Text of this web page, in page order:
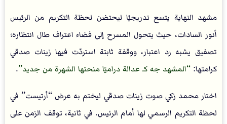
مشهد النهاية يتسع تدريجيًا ليحتضن لحظة التكريم من الرئيس
أنور السادات، حيث يتحول المسرح إلى فضاء اعتراف طال انتظاره؛
تصفيق يشبه رد اعتبار، ووقفة ثابتة استردّت فيها زينات صدقي
كرامتها:
المشهد جه كـ عدالة دراميًا منحتها الشهرة من جديد .
اختار محمد زكي صوت زينات صدقي ليختم به عرض “أرتيست” في
لحظة التكريم الرسمي لها أمام الرئيس. في ثانية، توقف الزمن على